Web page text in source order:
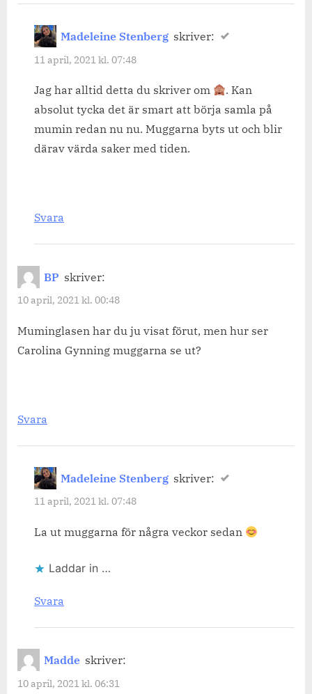
Madeleine Stenberg skriver:
11 april, 2021 kl. 07:48
Jag har alltid detta du skriver om
. Kan
absolut tycka det är smart att börja samla på
mumin redan nu nu. Muggarna byts ut och blir
därav värda saker med tiden.
Svara
BP skriver:
10 april, 2021 kl. 00:48
Muminglasen har du ju visat förut, men hur ser
Carolina Gynning muggarna se ut?
Svara
Madeleine Stenberg skriver:
11 april, 2021 kl. 07:48
La ut muggarna för några veckor sedan
Laddar in …
Svara
Madde skriver:
10 april, 2021 kl. 06:31